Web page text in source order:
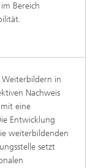
Bereich
in
Nachweis
eine
Entwicklung
weiterbildenden
setzt